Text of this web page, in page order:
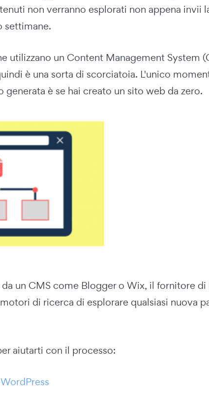
non verranno esplorati non appena invii
settimane.
utilizzano un Content Management System
è una sorta di scorciatoia. L'unico
generata è se hai creato un sito web da zero.
un CMS come Blogger o Wix, il fornitore
di ricerca di esplorare qualsiasi nuova
aiutarti con il processo: